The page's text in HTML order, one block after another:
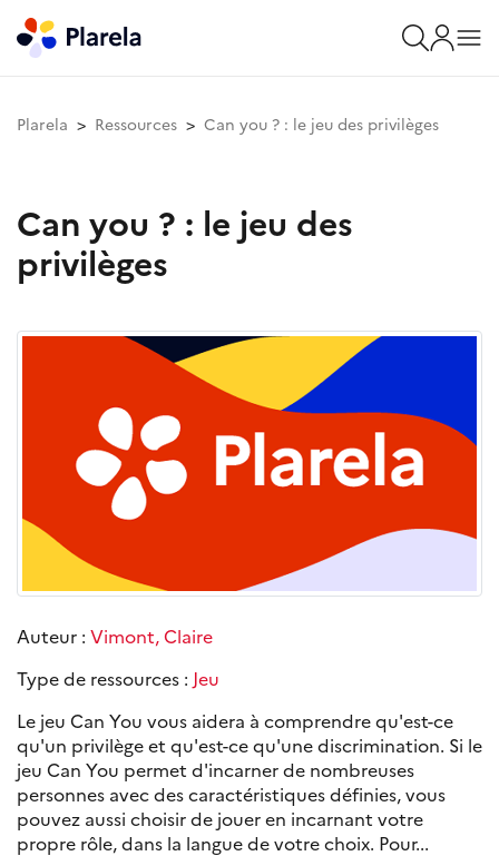
Plarela Ressources Can you ? : le jeu des privilèges
Can you ? : le jeu des
privilèges
Auteur : Vimont, Claire
Type de ressources : Jeu
Le jeu Can You vous aidera à comprendre qu'est-ce
qu'un privilège et qu'est-ce qu'une discrimination. Si le
jeu Can You permet d'incarner de nombreuses
personnes avec des caractéristiques définies, vous
pouvez aussi choisir de jouer en incarnant votre
propre rôle, dans la langue de votre choix. Pour...